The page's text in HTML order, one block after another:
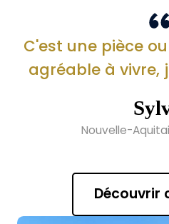
C'est une pièce
agréable à
Nouvelle-
Découvrir